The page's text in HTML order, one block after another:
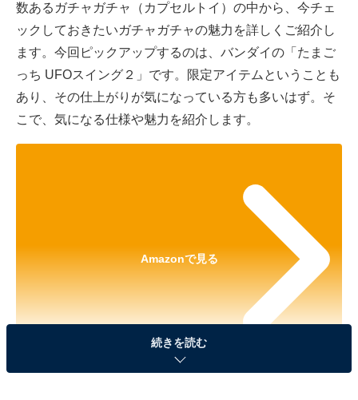
数あるガチャガチャ（カプセルトイ）の中から、今チェ
ックしておきたいガチャガチャの魅力を詳しくご紹介し
ます。今回ピックアップするのは、バンダイの「たまご
っち UFOスイング２」です。限定アイテムということも
あり、その仕上がりが気になっている方も多いはず。そ
こで、気になる仕様や魅力を紹介します。
Amazonで見る
続きを読む